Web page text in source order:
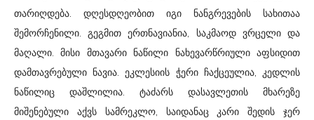
თარიღდება. დღესდღეობით იგი ნანგრევების სახითაა
შემორჩენილი. გეგმით ერთნავიანია, საკმაოდ ვრცელი და
მაღალი. მისი მთავარი ნაწილი ნახევარწრიული აფსიდით
დამთავრებული ნავია. ეკლესიის ჭერი ჩაქცეულია, კედლის
ნაწილიც დაშლილია. ტაძარს დასავლეთის მხარეზე
მიშენებული აქვს სამრეკლო, საიდანაც კარი შედის ჯერ